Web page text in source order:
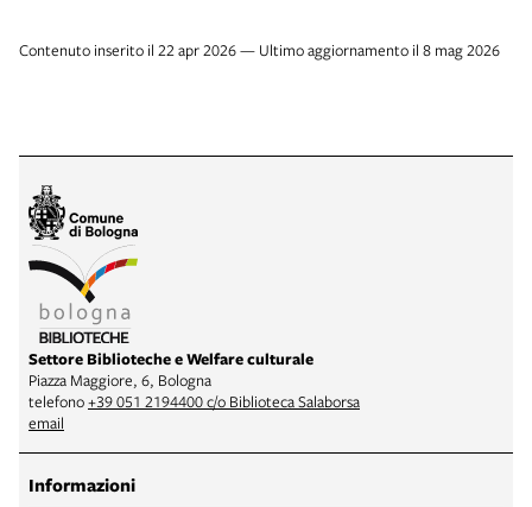
Contenuto inserito il 22 apr 2026 — Ultimo aggiornamento il 8 mag 2026
Settore Biblioteche e Welfare culturale
Piazza Maggiore, 6, Bologna
telefono+39 051 2194400 c/o Biblioteca Salaborsa
email
Informazioni